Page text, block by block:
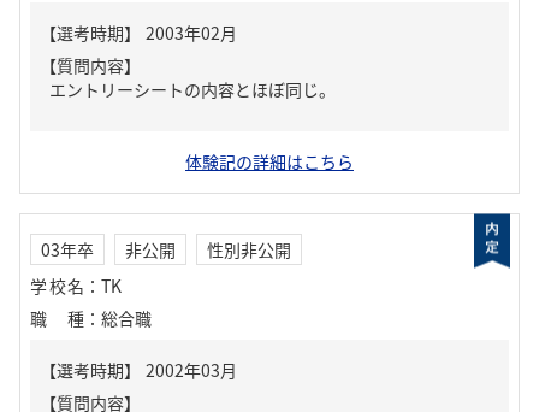
【質問内容】
エントリーシートの内容とほぼ同じ。
体験記の詳細はこちら
03年卒 非公開
性別非公開
学校名 ： TK
職種 ： 総合職
【質問内容】